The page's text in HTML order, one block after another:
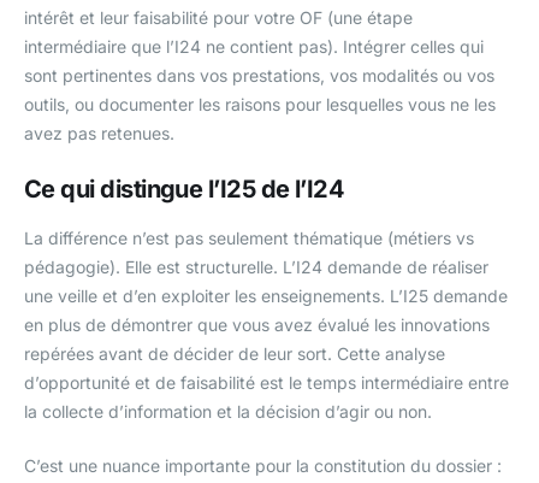
intérêt et leur faisabilité pour votre OF (une étape
intermédiaire que l’I24 ne contient pas). Intégrer celles qui
sont pertinentes dans vos prestations, vos modalités ou vos
outils, ou documenter les raisons pour lesquelles vous ne les
avez pas retenues.
Ce qui distingue l’I25 de l’I24
La différence n’est pas seulement thématique (métiers vs
pédagogie). Elle est structurelle. L’I24 demande de réaliser
une veille et d’en exploiter les enseignements. L’I25 demande
en plus de démontrer que vous avez évalué les innovations
repérées avant de décider de leur sort. Cette analyse
d’opportunité et de faisabilité est le temps intermédiaire entre
la collecte d’information et la décision d’agir ou non.
C’est une nuance importante pour la constitution du dossier :